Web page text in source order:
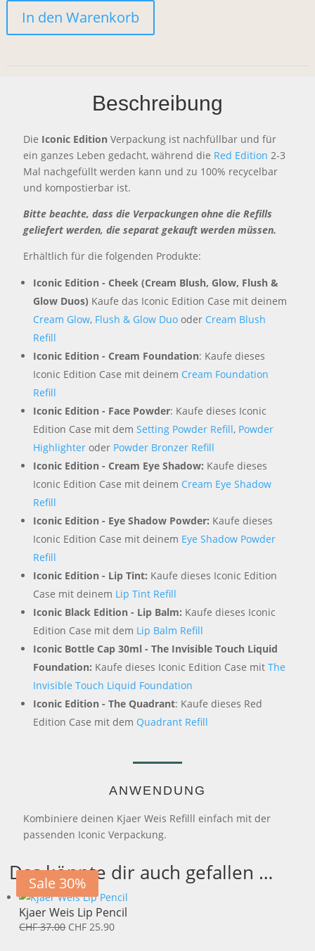
IconicIn den Warenkorb
Beschreibung
Die Iconic Edition Verpackung ist nachfüllbar und für
ein ganzes Leben gedacht, während die Red Edition 2-3
Mal nachgefüllt werden kann und zu 100% recycelbar
und kompostierbar ist.
Bitte beachte, dass die Verpackungen ohne die Refills
geliefert werden, die separat gekauft werden müssen.
Erhältlich für die folgenden Produkte:
Iconic Edition - Cheek (Cream Blush, Glow, Flush &
Glow Duos) Kaufe das Iconic Edition Case mit deinem
Cream Glow, Flush & Glow Duo oder Cream Blush
Refill
Iconic Edition - Cream Foundation: Kaufe dieses
Iconic Edition Case mit deinem Cream Foundation
Refill
Iconic Edition - Face Powder: Kaufe dieses Iconic
Edition Case mit demSetting Powder Refill, Powder
Highlighter oder Powder Bronzer Refill
Iconic Edition - Cream Eye Shadow: Kaufe dieses
Iconic Edition Case mit deinem Cream Eye Shadow
Refill
Iconic Edition - Eye Shadow Powder: Kaufe dieses
Iconic Edition Case mit deinem Eye Shadow Powder
Refill
Iconic Edition - Lip Tint: Kaufe dieses Iconic Edition
Case mit deinem Lip Tint Refill
Iconic Black Edition - Lip Balm: Kaufe dieses Iconic
Edition Case mit dem Lip Balm Refill
Iconic Bottle Cap 30ml - The Invisible Touch Liquid
Foundation: Kaufe dieses Iconic Edition Case mitThe
Invisible Touch Liquid Foundation
Iconic Edition - The Quadrant: Kaufe dieses Red
Edition Case mit dem Quadrant Refill
ANWENDUNG
Kombiniere deinen Kjaer Weis Refilll einfach mit der
passenden Iconic Verpackung.
Das könnte dir auch gefallen …
Sale 30%
Kjaer Weis Lip Pencil
CHF37.00 Ursprünglicher
CHF 25.90Aktueller
Sale 30%